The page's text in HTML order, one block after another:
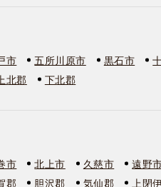
市 五所川原市 黒石市
北郡 下北郡
市 北上市 久慈市 遠野
郡 胆沢郡 気仙郡 上閉